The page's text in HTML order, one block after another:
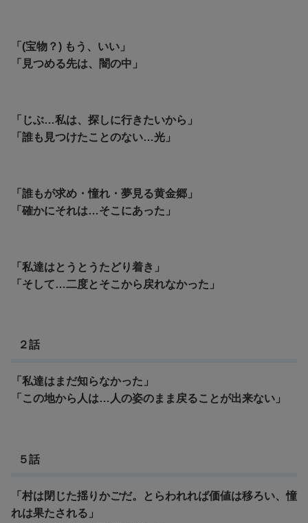
「(宝物？) もう、いい」
「見つめる先は、闇の中」
「じぶ…私は、探しに行きたいから」
「誰も見つけたことのない…光」
「誰もが求め・憧れ・夢見る黄金郷」
「確かにそれは…そこにあった」
「私達はとうとうたどり着き」
「そして…二度とそこから戻れなかった」
２話
「私達はまだ知らなかった」
「この地から人は…人の姿のまま戻ることが出来ない」
５話
「村は閉じた揺りかごだ。とらわれれば価値は移ろい、憧
れは果たされる」